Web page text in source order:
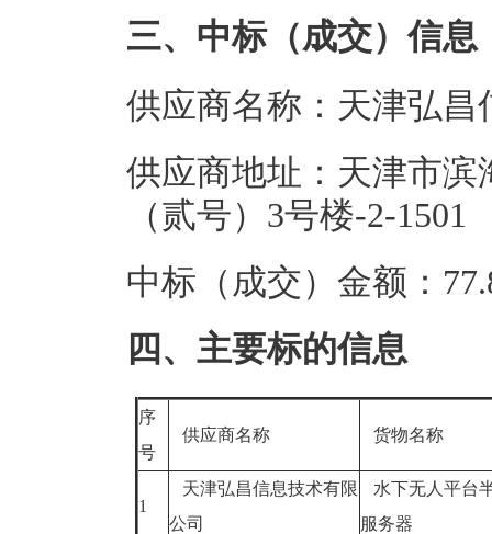
三、中标（成交）信息
供应商名称：天津弘昌
供应商地址：天津市
（贰号）3号楼-2-1501
中标（成交）金额：
四、主要标的信息
序
号
供应商名称 货物名称
1
天津弘昌信息技术有限
公司
水下无人平台
服务器